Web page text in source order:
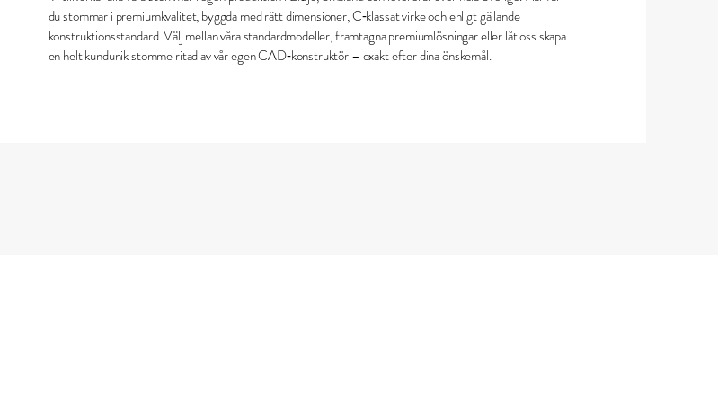
du stommar i premiumkvalitet, byggda med rätt dimensioner, C‑klassat virke och enligt gällande
konstruktionsstandard. Välj mellan våra standardmodeller, framtagna premiumlösningar eller låt oss skapa
en helt kundunik stomme ritad av vår egen CAD‑konstruktör – exakt efter dina önskemål.